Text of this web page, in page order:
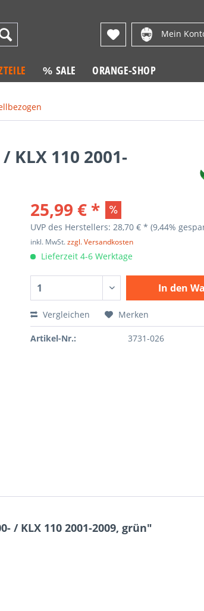
Mein
% SALE ORANGE-SHOP
KLX 110 2001-
25,99 € *
UVP des Herstellers: 28,70 € *(9,44%
inkl. MwSt.zzgl. Versandkosten
Lieferzeit 4-6 Werktage
In den
Vergleichen Merken
Artikel-Nr.: 3731-026
/ KLX 110 2001-2009, grün"